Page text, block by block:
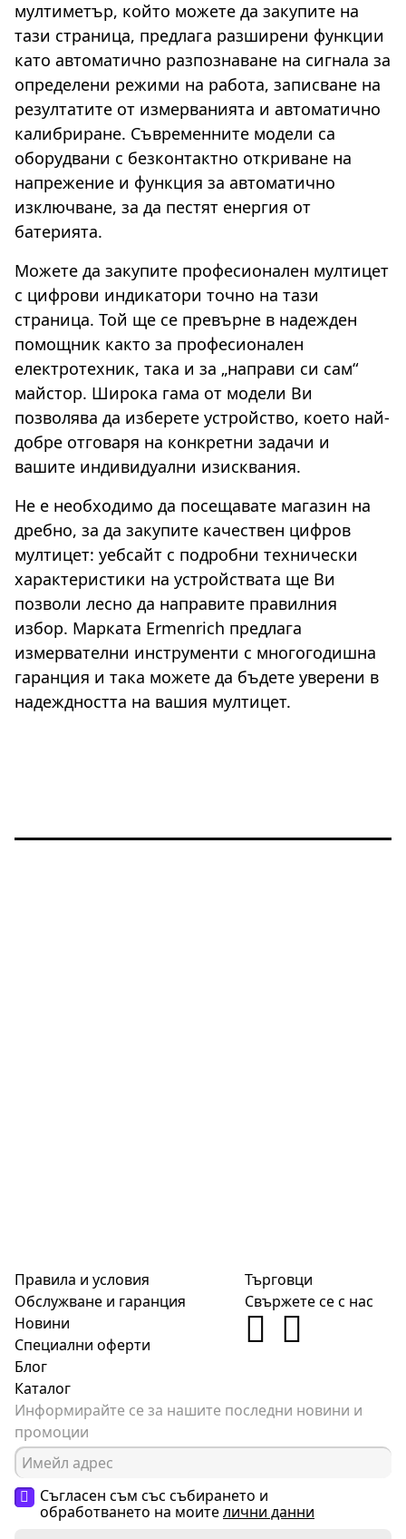
мултиметър, който можете да закупите на
тази страница, предлага разширени функции
като автоматично разпознаване на сигнала за
определени режими на работа, записване на
резултатите от измерванията и автоматично
калибриране. Съвременните модели са
оборудвани с безконтактно откриване на
напрежение и функция за автоматично
изключване, за да пестят енергия от
батерията.
Можете да закупите професионален мултицет
с цифрови индикатори точно на тази
страница. Той ще се превърне в надежден
помощник както за професионален
електротехник, така и за „направи си сам“
майстор. Широка гама от модели Ви
позволява да изберете устройство, което най-
добре отговаря на конкретни задачи и
вашите индивидуални изисквания.
Не е необходимо да посещавате магазин на
дребно, за да закупите качествен цифров
мултицет: уебсайт с подробни технически
характеристики на устройствата ще Ви
позволи лесно да направите правилния
избор. Марката Ermenrich предлага
измервателни инструменти с многогодишна
гаранция и така можете да бъдете уверени в
надеждността на вашия мултицет.
Правила и условия
Обслужване и гаранция
Новини
Специални оферти
Блог
Каталог
Търговци
Свържете се с нас
Информирайте се за нашите последни новини и
промоции
Съгласен съм със събирането и
обработването на моителични данни